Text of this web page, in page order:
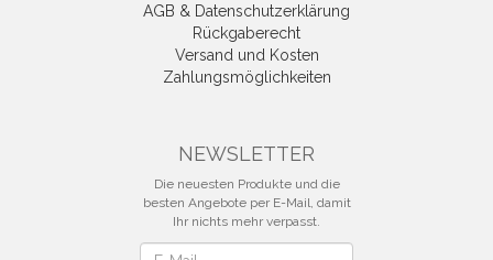
AGB & Datenschutzerklärung
Rückgaberecht
Versand und Kosten
Zahlungsmöglichkeiten
NEWSLETTER
Die neuesten Produkte und die
besten Angebote per E-Mail, damit
Ihr nichts mehr verpasst.